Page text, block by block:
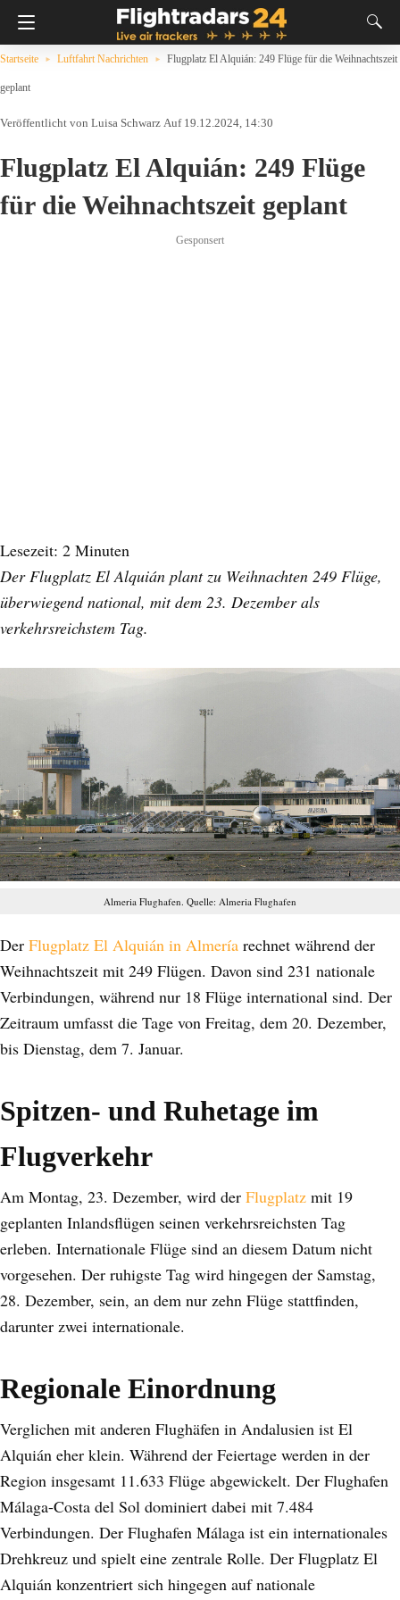
Startseite Luftfahrt Nachrichten Flugplatz El Alquián: 249 Flüge für die Weihnachtszeit
geplant
Luisa Schwarz Auf 19.12.2024, 14:30
Flugplatz El Alquián: 249 Flüge
für die Weihnachtszeit geplant
Gesponsert
Lesezeit: 2 Minuten
Der Flugplatz El Alquián plant zu Weihnachten 249 Flüge,
überwiegend national, mit dem 23. Dezember als
verkehrsreichstem Tag.
Almeria Flughafen. Quelle: Almeria Flughafen
Der Flugplatz El Alquián in Almería rechnet während der
Weihnachtszeit mit 249 Flügen. Davon sind 231 nationale
Verbindungen, während nur 18 Flüge international sind. Der
Zeitraum umfasst die Tage von Freitag, dem 20. Dezember,
bis Dienstag, dem 7. Januar.
Spitzen- und Ruhetage im
Flugverkehr
Am Montag, 23. Dezember, wird der Flugplatz mit 19
geplanten Inlandsflügen seinen verkehrsreichsten Tag
erleben. Internationale Flüge sind an diesem Datum nicht
vorgesehen. Der ruhigste Tag wird hingegen der Samstag,
28. Dezember, sein, an dem nur zehn Flüge stattfinden,
darunter zwei internationale.
Regionale Einordnung
Verglichen mit anderen Flughäfen in Andalusien ist El
Alquián eher klein. Während der Feiertage werden in der
Region insgesamt 11.633 Flüge abgewickelt. Der Flughafen
Málaga-Costa del Sol dominiert dabei mit 7.484
Verbindungen. Der Flughafen Málaga ist ein internationales
Drehkreuz und spielt eine zentrale Rolle. Der Flugplatz El
Alquián konzentriert sich hingegen auf nationale